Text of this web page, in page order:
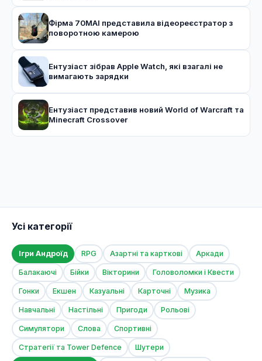
Фірма 70MAI представила відеореєстратор з
поворотною камерою
Ентузіаст зібрав Apple Watch, які взагалі не
вимагають зарядки
Ентузіаст представив новий World of Warcraft та
Minecraft Crossover
Усі категорії
Ігри Андроїд RPG Азартні та карткові Аркади
Балакаючі Бійки Вікторини Головоломки і Квести
Гонки Екшен Казуальні Карточні Музика
Навчальні Настільні Пригоди Рольові
Симулятори Слова Спортивні
Стратегії та Tower Defence Шутери